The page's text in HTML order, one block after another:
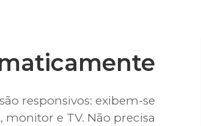
responsivos: exibem-se
e TV. Não precisa